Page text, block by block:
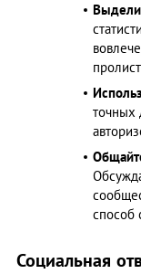
точных
способ
Социальная